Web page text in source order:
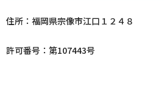
住所：福岡県宗像市江口１２４８
許可番号：第107443号